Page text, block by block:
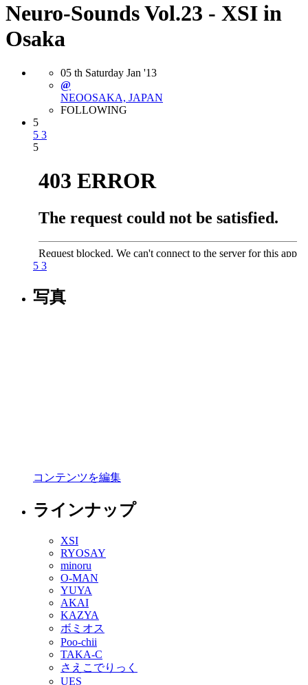
Neuro-Sounds Vol.23 - XSI in
Osaka
05 th Saturday Jan '13
@
NEOOSAKA, JAPAN
FOLLOWING
5
5 3
5
5 3
写真
コンテンツを編集
ラインナップ
XSI
RYOSAY
minoru
O-MAN
YUYA
AKAI
KAZYA
ボミオス
Poo-chii
TAKA-C
さえこでりっく
UES